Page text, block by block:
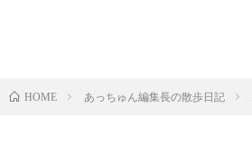
HOME あっちゅん編集長の散歩日記